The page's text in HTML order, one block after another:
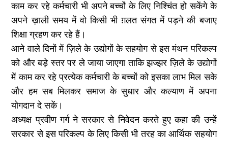
काम कर रहे कर्मचारी भी अपने बच्चों के लिए निश्चिंत हो सकेंगे के
अपने ख़ाली समय में वो किसी भी ग़लत संगत में पड़ने की बजाए
शिक्षा ग्रहण कर रहे हैं।
आने वाले दिनों में ज़िले के उद्योगों के सहयोग से इस मंथन परिकल्प
को और बड़े स्तर पर ले जाया जाएगा ताकि झज्झर ज़िले के उद्योगों
में काम कर रहे प्रत्येक कर्मचारी के बच्चों को इसका लाभ मिल सके
और हम सब मिलकर समाज के सुधार और कल्याण में अपना
योगदान दे सकें।
अध्यक्ष प्रवीण गर्ग ने सरकार से निवेदन करते हुए कहा की उन्हें
सरकार से इस परिकल्प के लिए किसी भी तरह का आर्थिक सहयोग